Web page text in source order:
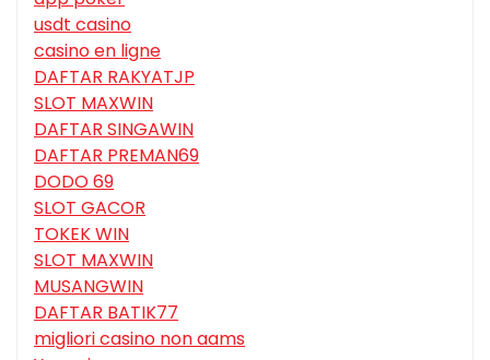
usdt casino
casino en ligne
DAFTAR RAKYATJP
SLOT MAXWIN
DAFTAR SINGAWIN
DAFTAR PREMAN69
DODO 69
SLOT GACOR
TOKEK WIN
SLOT MAXWIN
MUSANGWIN
DAFTAR BATIK77
migliori casino non aams